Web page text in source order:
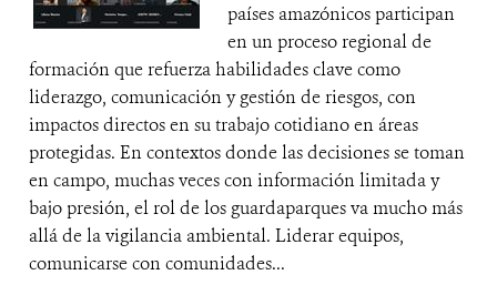
países amazónicos participan
en un proceso regional de
formación que refuerza habilidades clave como
liderazgo, comunicación y gestión de riesgos, con
impactos directos en su trabajo cotidiano en áreas
protegidas. En contextos donde las decisiones se toman
en campo, muchas veces con información limitada y
bajo presión, el rol de los guardaparques va mucho más
allá de la vigilancia ambiental. Liderar equipos,
comunicarse con comunidades...